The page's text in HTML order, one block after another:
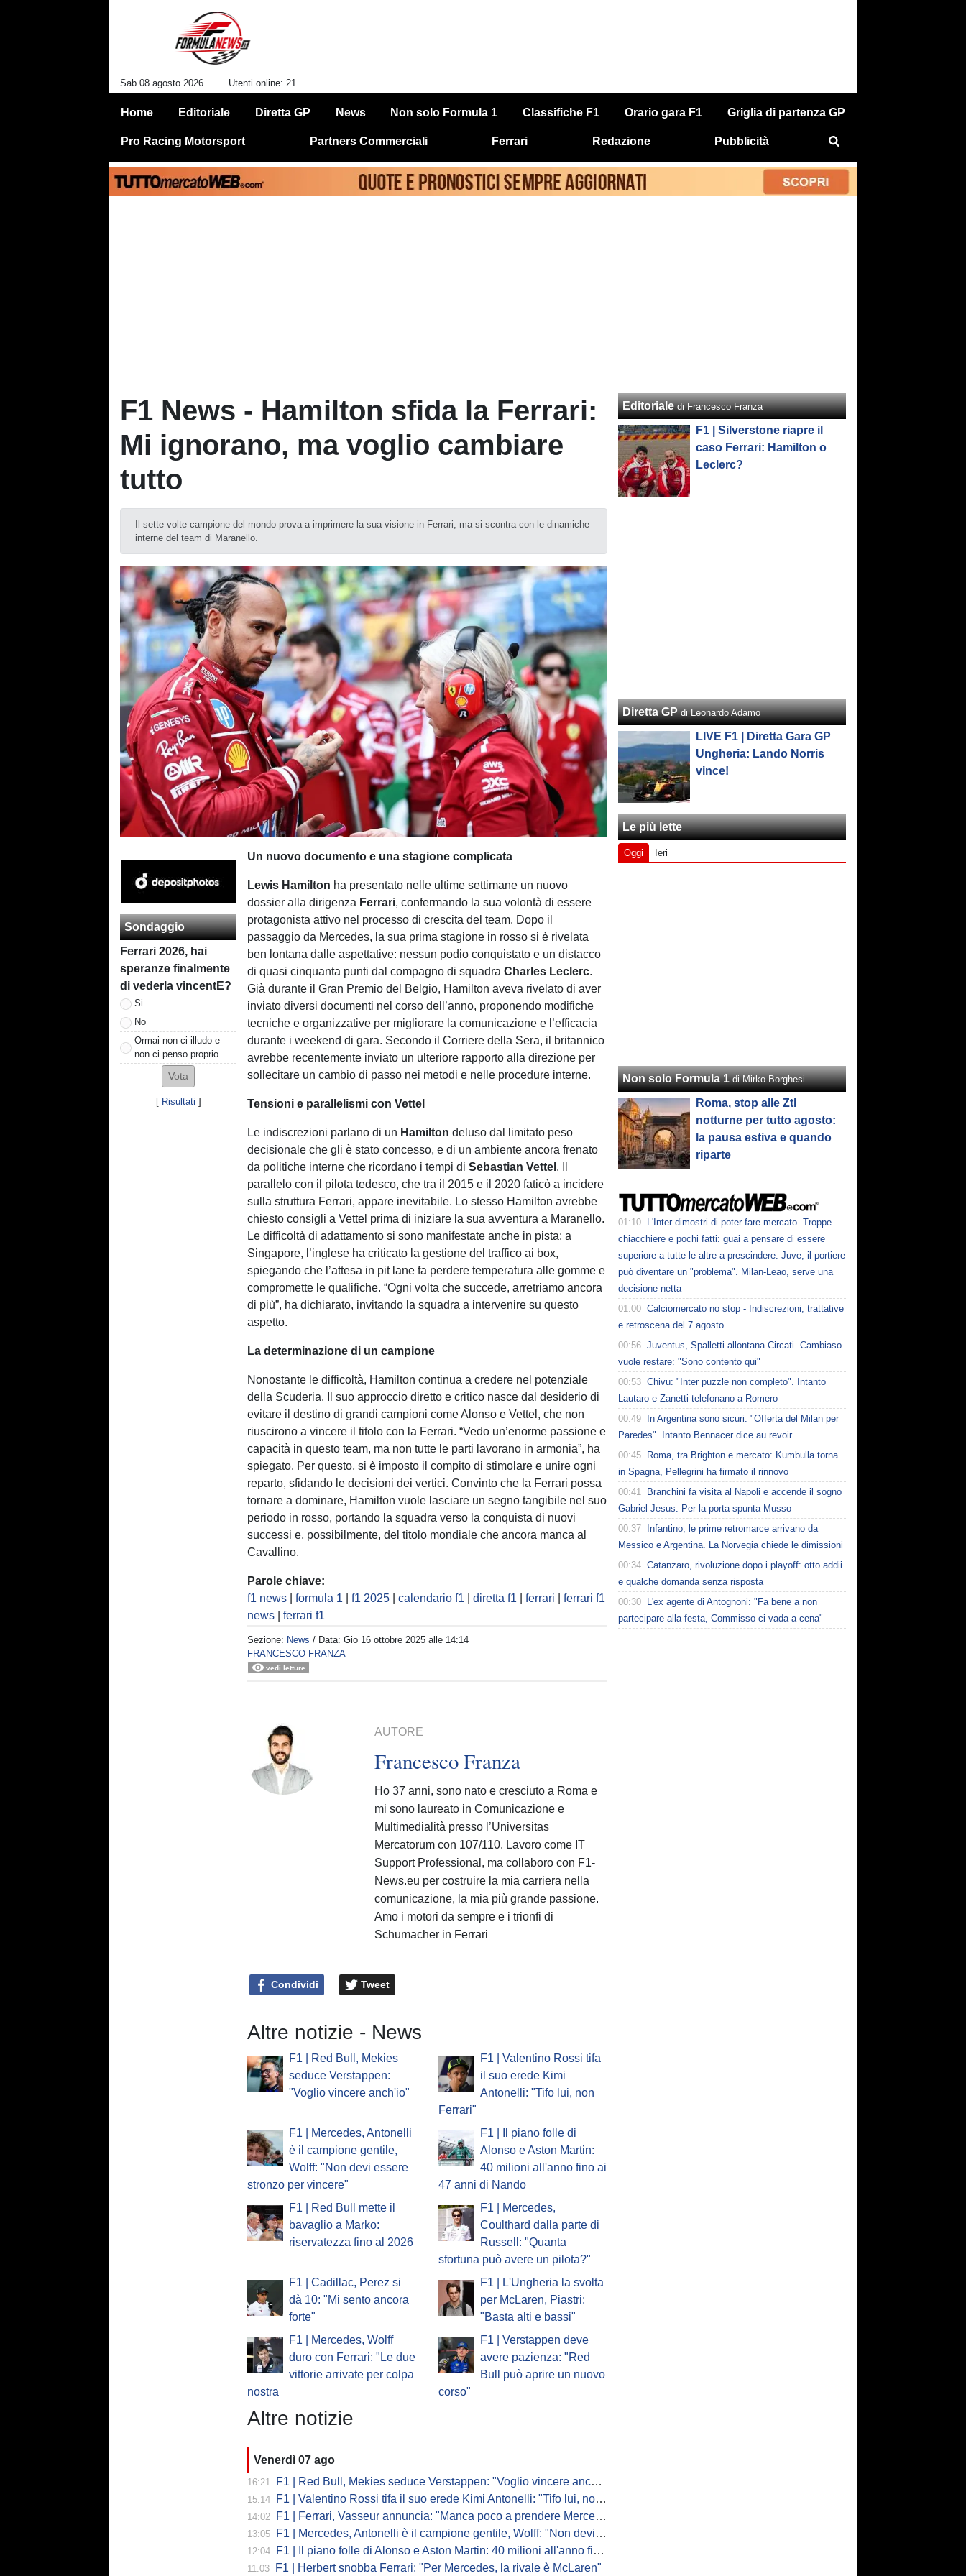
Sab 08 agosto 2026 Utenti online: 21
Home Editoriale Diretta GP News Non solo Formula 1 Classifiche F1 Orario gara F1 Griglia di partenza GP
Pro Racing Motorsport Partners Commerciali Ferrari Redazione Pubblicità
F1 News - Hamilton sfida la Ferrari:
Mi ignorano, ma voglio cambiare
tutto
Il sette volte campione del mondo prova a imprimere la sua visione in Ferrari, ma si scontra con le dinamiche
interne del team di Maranello.
Sondaggio
Ferrari 2026, hai
speranze finalmente
di vederla vincentE?
Si
No
Ormai non ci illudo e
non ci penso proprio
[ Risultati ]
Un nuovo documento e una stagione complicata
Lewis Hamilton ha presentato nelle ultime settimane un nuovo
dossier alla dirigenza Ferrari, confermando la sua volontà di essere
protagonista attivo nel processo di crescita del team. Dopo il
passaggio da Mercedes, la sua prima stagione in rosso si è rivelata
ben lontana dalle aspettative: nessun podio conquistato e un distacco
di quasi cinquanta punti dal compagno di squadraCharles Leclerc.
Già durante il Gran Premio del Belgio, Hamilton aveva rivelato di aver
inviato diversi documenti nel corso dell’anno, proponendo modifiche
tecniche e organizzative per migliorare la comunicazione e l’efficacia
durante i weekend di gara. Secondo il Corriere della Sera, il britannico
avrebbe recentemente inviato un ulteriore rapporto alla direzione per
sollecitare un cambio di passo nei metodi e nelle procedure interne.
Tensioni e parallelismi con Vettel
Le indiscrezioni parlano di un Hamilton deluso dal limitato peso
decisionale che gli è stato concesso, e di un ambiente ancora frenato
da politiche interne che ricordano i tempi diSebastian Vettel . Il
parallelo con il pilota tedesco, che tra il 2015 e il 2020 faticò a incidere
sulla struttura Ferrari, appare inevitabile. Lo stesso Hamilton avrebbe
chiesto consigli a Vettel prima di iniziare la sua avventura a Maranello.
Le difficoltà di adattamento si sono manifestate anche in pista: a
Singapore, l’inglese ha criticato la gestione del traffico ai box,
spiegando che l’attesa in pit lane fa perdere temperatura alle gomme e
compromette le qualifiche. “Ogni volta che succede, arretriamo ancora
di più”, ha dichiarato, invitando la squadra a intervenire su questo
aspetto.
La determinazione di un campione
Nonostante le difficoltà, Hamilton continua a credere nel potenziale
della Scuderia. Il suo approccio diretto e critico nasce dal desiderio di
evitare il destino di grandi campioni come Alonso e Vettel, che non
riuscirono a vincere il titolo con la Ferrari. “Vedo un’enorme passione e
capacità in questo team, ma non tutte le parti lavorano in armonia”, ha
spiegato. Per questo, si è imposto il compito di stimolare e unire ogni
reparto, sfidando le decisioni dei vertici. Convinto che la Ferrari possa
tornare a dominare, Hamilton vuole lasciare un segno tangibile nel suo
periodo in rosso, portando la squadra verso la conquista di nuovi
successi e, possibilmente, del titolo mondiale che ancora manca al
Cavallino.
Parole chiave:
f1 news |formula 1 |f1 2025 |calendario f1 |diretta f1 |ferrari |ferrari f1
news |ferrari f1
Sezione: News / Data:Gio 16 ottobre 2025 alle 14:14
FRANCESCO FRANZA
vedi letture
AUTORE
Francesco Franza
Ho 37 anni, sono nato e cresciuto a Roma e
mi sono laureato in Comunicazione e
Multimedialità presso l’Universitas
Mercatorum con 107/110. Lavoro come IT
Support Professional, ma collaboro con F1-
News.eu per costruire la mia carriera nella
comunicazione, la mia più grande passione.
Amo i motori da sempre e i trionfi di
Schumacher in Ferrari
Condividi Tweet
Altre notizie - News
F1 | Red Bull, Mekies
seduce Verstappen:
"Voglio vincere anch'io"
F1 | Valentino Rossi tifa
il suo erede Kimi
Antonelli: "Tifo lui, non
Ferrari"
F1 | Mercedes, Antonelli
è il campione gentile,
Wolff: "Non devi essere
stronzo per vincere"
F1 | Il piano folle di
Alonso e Aston Martin:
40 milioni all'anno fino ai
47 anni di Nando
F1 | Red Bull mette il
bavaglio a Marko:
riservatezza fino al 2026
F1 | Mercedes,
Coulthard dalla parte di
Russell: "Quanta
sfortuna può avere un pilota?"
F1 | Cadillac, Perez si
dà 10: "Mi sento ancora
forte"
F1 | L'Ungheria la svolta
per McLaren, Piastri:
"Basta alti e bassi"
F1 | Mercedes, Wolff
duro con Ferrari: "Le due
vittorie arrivate per colpa
nostra
F1 | Verstappen deve
avere pazienza: "Red
Bull può aprire un nuovo
corso"
Altre notizie
Venerdì 07 ago
16:21 F1 | Red Bull, Mekies seduce Verstappen: "Voglio vincere anch'io"
15:14 F1 | Valentino Rossi tifa il suo erede Kimi Antonelli: "Tifo lui, non Ferrari"
14:02 F1 | Ferrari, Vasseur annuncia: "Manca poco a prendere Mercedes, ma non basterà l'ADUO"
13:05 F1 | Mercedes, Antonelli è il campione gentile, Wolff: "Non devi essere stronzo per vincere"
12:04 F1 | Il piano folle di Alonso e Aston Martin: 40 milioni all'anno fino ai 47 anni di Nando
11:03 F1 | Herbert snobba Ferrari: "Per Mercedes, la rivale è McLaren"
Editoriale di Francesco Franza
F1 | Silverstone riapre il
caso Ferrari: Hamilton o
Leclerc?
Diretta GP di Leonardo Adamo
LIVE F1 | Diretta Gara GP
Ungheria: Lando Norris
vince!
Le più lette
Oggi Ieri
Non solo Formula 1 di Mirko Borghesi
Roma, stop alle Ztl
notturne per tutto agosto:
la pausa estiva e quando
riparte
01:10
L'Inter dimostri di poter fare mercato. Troppe
chiacchiere e pochi fatti: guai a pensare di essere
superiore a tutte le altre a prescindere. Juve, il portiere
può diventare un "problema". Milan-Leao, serve una
decisione netta
01:00 Calciomercato no stop - Indiscrezioni, trattative
e retroscena del 7 agosto
00:56 Juventus, Spalletti allontana Circati. Cambiaso
vuole restare: "Sono contento qui"
00:53 Chivu: "Inter puzzle non completo". Intanto
Lautaro e Zanetti telefonano a Romero
00:49
In Argentina sono sicuri: "Offerta del Milan per
Paredes". Intanto Bennacer dice au revoir
00:45
Roma, tra Brighton e mercato: Kumbulla torna
in Spagna, Pellegrini ha firmato il rinnovo
00:41
Branchini fa visita al Napoli e accende il sogno
Gabriel Jesus. Per la porta spunta Musso
00:37
Infantino, le prime retromarce arrivano da
Messico e Argentina. La Norvegia chiede le dimissioni
00:34 Catanzaro, rivoluzione dopo i playoff: otto addii
e qualche domanda senza risposta
00:30
L'ex agente di Antognoni: "Fa bene a non
partecipare alla festa, Commisso ci vada a cena"